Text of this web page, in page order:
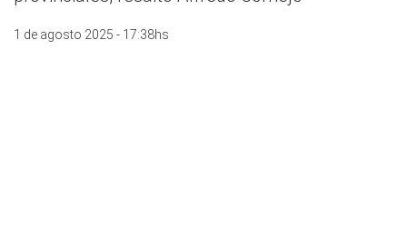
1 de agosto 2025 - 17:38hs